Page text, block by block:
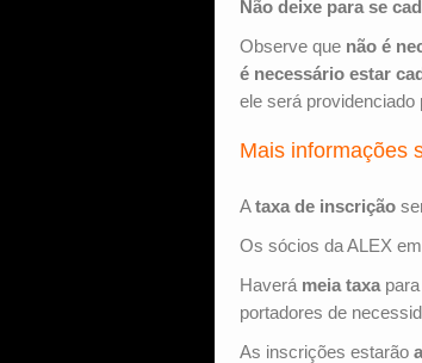
Não deixe para se
Observe que não é
é necessário estar
ele será providenciado
Mais informações
Ataxa de inscrição
Os sócios da ALEX
Haverá meia taxa
portadores de
As inscrições estarão